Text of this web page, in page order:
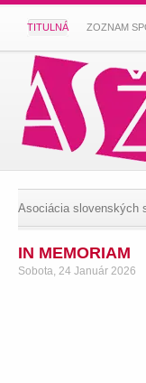
TITULNÁ ZOZNAM
Asociácia slovenských
IN MEMORIAM
Sobota, 24 Január 2026